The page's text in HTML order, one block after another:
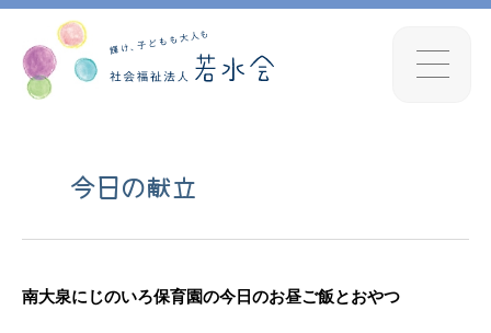
今日の献立
南大泉にじのいろ保育園の今日のお昼ご飯とおやつ